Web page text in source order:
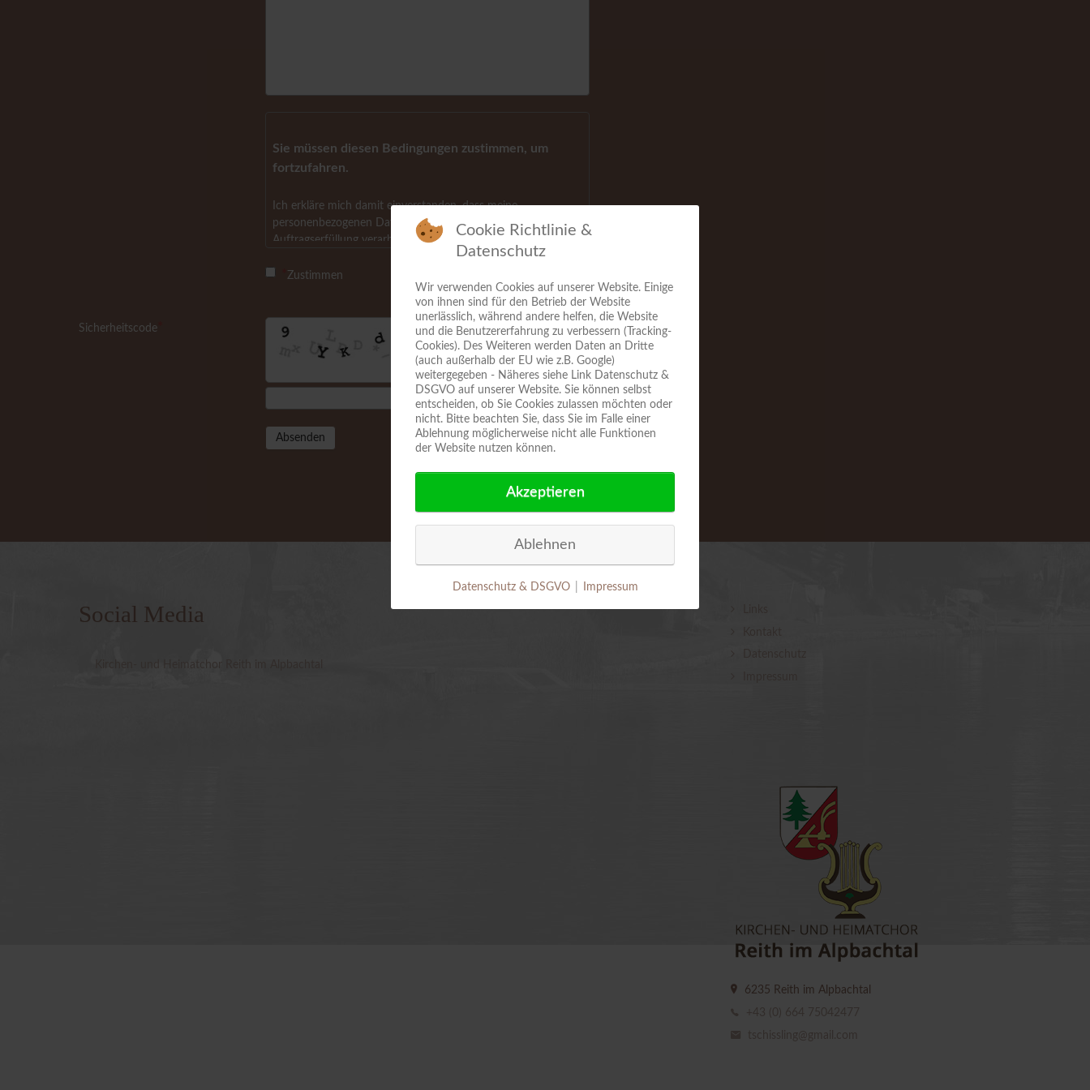
Sie müssen diesen Bedingungen zustimmen, um
fortzufahren.
Ich erkläre mich damit einverstanden, dass meine
personenbezogenen Daten gespeichert und zur
Auftragserfüllung verarbeitet werden.
Mit der Auswahl "Zustimmen" akzeptieren Sie unsere
Hier finden sie unsere Datenschutzerklärung
Zustimmen
Sicherheitscode
Absenden
Social Media
6235 Reith im Alpbachtal
Cookie Richtlinie &
Datenschutz
Wir verwenden Cookies auf unserer Website. Einige
von ihnen sind für den Betrieb der Website
unerlässlich, während andere helfen, die Website
und die Benutzererfahrung zu verbessern (Tracking-
Cookies). Des Weiteren werden Daten an Dritte
(auch außerhalb der EU wie z.B. Google)
weitergegeben - Näheres siehe Link Datenschutz &
DSGVO auf unserer Website. Sie können selbst
entscheiden, ob Sie Cookies zulassen möchten oder
nicht. Bitte beachten Sie, dass Sie im Falle einer
Ablehnung möglicherweise nicht alle Funktionen
der Website nutzen können.
Akzeptieren
Ablehnen
Datenschutz & DSGVO Impressum